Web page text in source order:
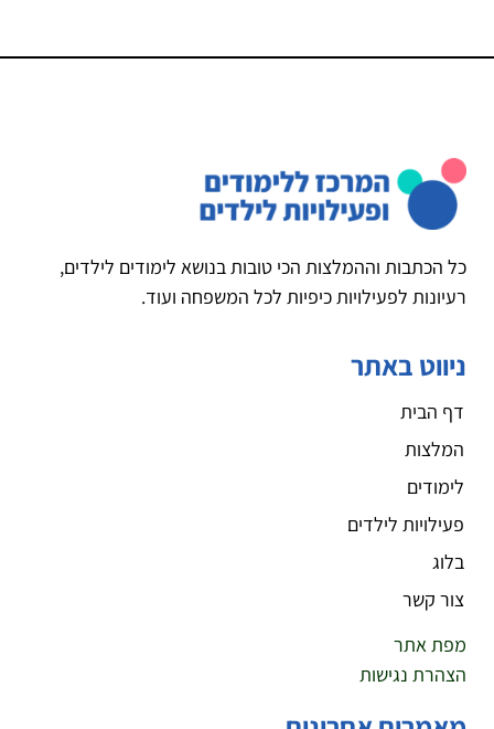
כל הכתבות וההמלצות הכי טובות בנושא לימודים לילדים,
רעיונות לפעילויות כיפיות לכל המשפחה ועוד.
ניווט באתר
דף הבית
המלצות
לימודים
פעילויות לילדים
בלוג
צור קשר
מפת אתר
הצהרת נגישות